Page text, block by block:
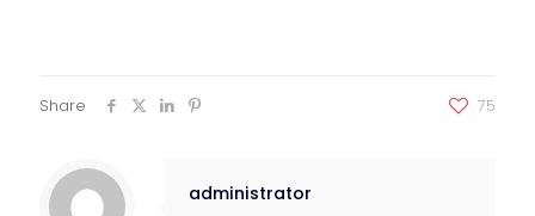
Share 75
administrator